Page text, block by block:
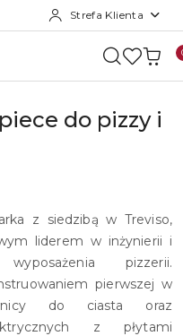
Strefa Klienta
do pizzy i
z siedzibą w Treviso,
liderem w inżynierii i
pizzerii.
pierwszej w
do ciasta oraz
z płytami